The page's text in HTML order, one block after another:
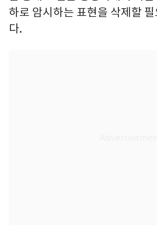
하로 암시하는 표현을 삭제할
다.